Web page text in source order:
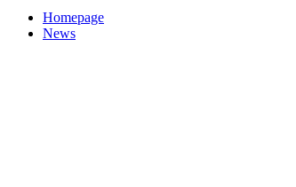
Homepage
News